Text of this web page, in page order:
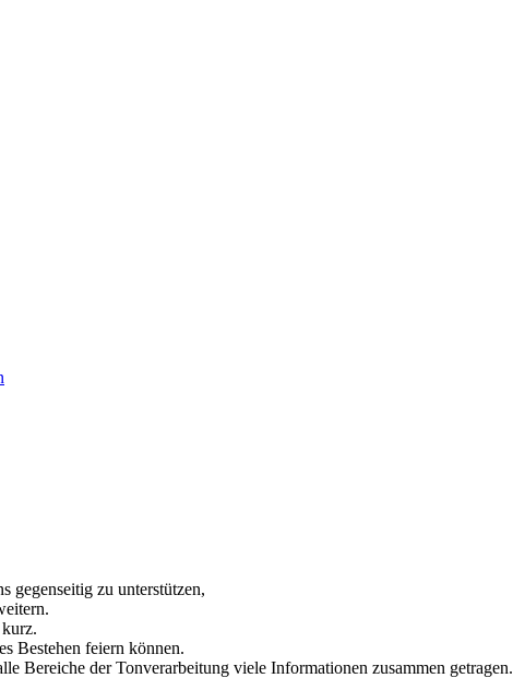
gegenseitig zu unterstützen,
Bestehen feiern können.
Bereiche der Tonverarbeitung viele Informationen zusammen getragen.